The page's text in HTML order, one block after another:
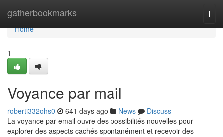
gatherbookmarks
Home
Home
1
Voyance par mail
roberti332ohs0 641 days ago News
Discuss
La voyance par email ouvre des possibilités nouvelles pour
explorer des aspects cachés spontanément et recevoir des